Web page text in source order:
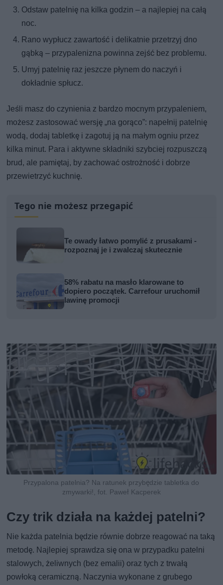
Odstaw patelnię na kilka godzin – a najlepiej na całą
noc.
Rano wypłucz zawartość i delikatnie przetrzyj dno
gąbką – przypalenizna powinna zejść bez problemu.
Umyj patelnię raz jeszcze płynem do naczyń i
dokładnie spłucz.
Jeśli masz do czynienia z bardzo mocnym przypaleniem,
możesz zastosować wersję „na gorąco”: napełnij patelnię
wodą, dodaj tabletkę i zagotuj ją na małym ogniu przez
kilka minut. Para i aktywne składniki szybciej rozpuszczą
brud, ale pamiętaj, by zachować ostrożność i dobrze
przewietrzyć kuchnię.
Tego nie możesz przegapić
Te owady łatwo pomylić z prusakami -
rozpoznaj je i zwalczaj skutecznie
58% rabatu na masło klarowane to
dopiero początek. Carrefour uruchomił
lawinę promocji
Przypalona patelnia? Na ratunek przybędzie tabletka do
zmywarki!, fot. Paweł Kacperek
Czy trik działa na każdej patelni?
Nie każda patelnia będzie równie dobrze reagować na taką
metodę. Najlepiej sprawdza się ona w przypadku patelni
stalowych, żeliwnych (bez emalii) oraz tych z trwałą
powłoką ceramiczną. Naczynia wykonane z grubego